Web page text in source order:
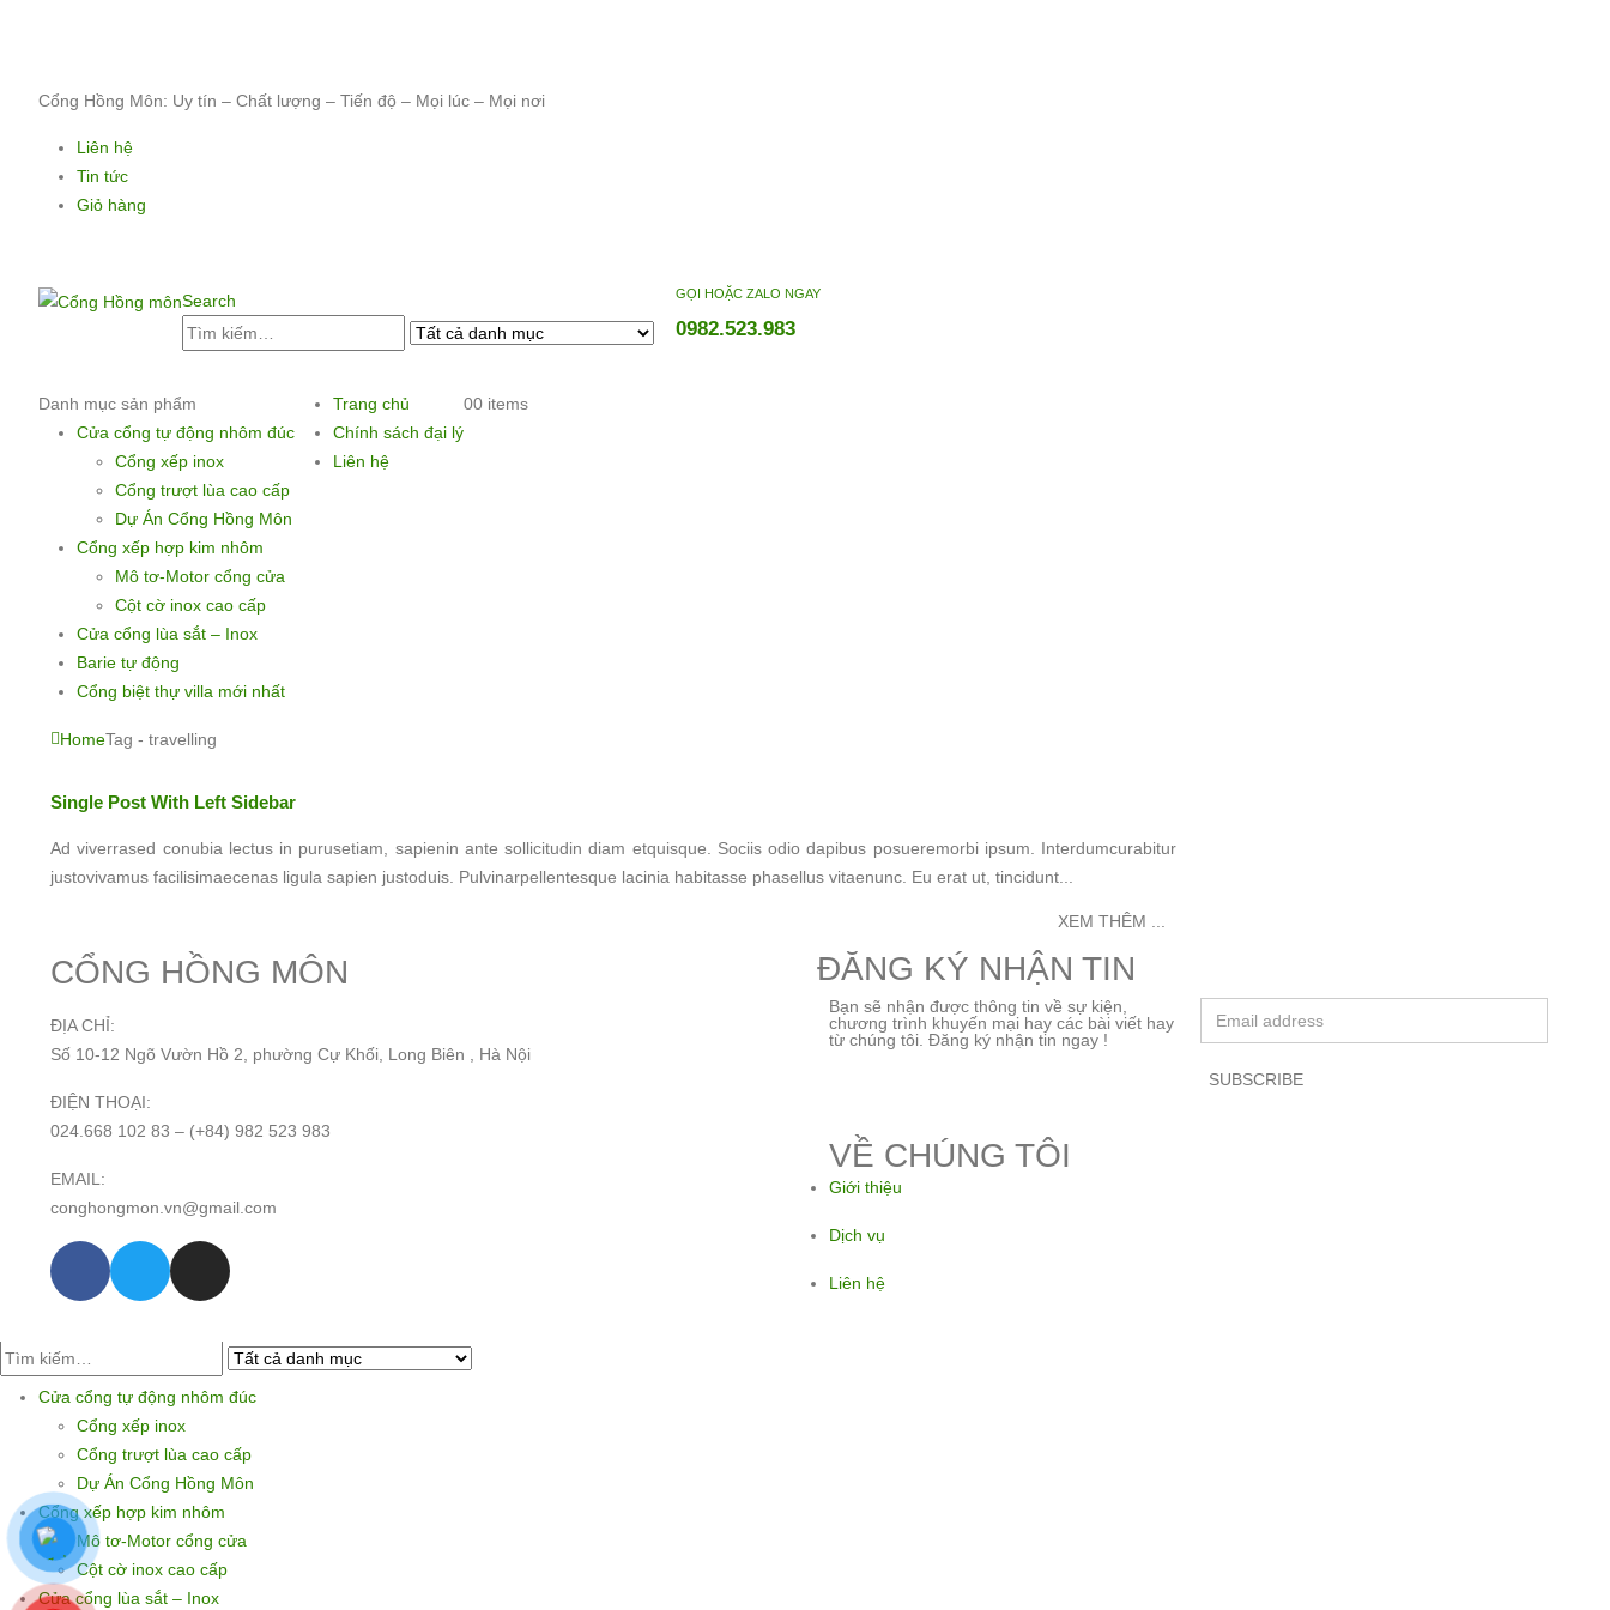
Cổng Hồng Môn: Uy tín – Chất lượng – Tiến độ – Mọi lúc – Mọi nơi
Liên hệ
Tin tức
Giỏ hàng
Search GỌI HOẶC ZALO NGAY
0982.523.983
Danh mục sản phẩm
Cửa cổng tự động nhôm đúc
Cổng xếp inox
Cổng trượt lùa cao cấp
Dự Án Cổng Hồng Môn
Cổng xếp hợp kim nhôm
Mô tơ-Motor cổng cửa
Cột cờ inox cao cấp
Cửa cổng lùa sắt – Inox
Barie tự động
Cổng biệt thự villa mới nhất
Trang chủ
Chính sách đại lý
Liên hệ
00 items
HomeTag - travelling
Single Post With Left Sidebar
Ad viverrased conubia lectus in purusetiam, sapienin ante sollicitudin diam etquisque. Sociis odio dapibus posueremorbi ipsum. Interdumcurabitur
justovivamus facilisimaecenas ligula sapien justoduis. Pulvinarpellentesque lacinia habitasse phasellus vitaenunc. Eu erat ut, tincidunt...
XEM THÊM ...
CỔNG HỒNG MÔN
ĐỊA CHỈ:
Số 10-12 Ngõ Vườn Hồ 2, phường Cự Khối, Long Biên , Hà Nội
ĐIỆN THOẠI:
024.668 102 83 – (+84) 982 523 983
EMAIL:
conghongmon.vn@gmail.com
ĐĂNG KÝ NHẬN TIN
Bạn sẽ nhận được thông tin về sự kiện,
chương trình khuyến mại hay các bài viết hay
từ chúng tôi. Đăng ký nhận tin ngay !
VỀ CHÚNG TÔI
Giới thiệu
Dịch vụ
Liên hệ
Cửa cổng tự động nhôm đúc
Cổng xếp inox
Cổng trượt lùa cao cấp
Dự Án Cổng Hồng Môn
Cổng xếp hợp kim nhôm
Mô tơ-Motor cổng cửa
Cột cờ inox cao cấp
Cửa cổng lùa sắt – Inox